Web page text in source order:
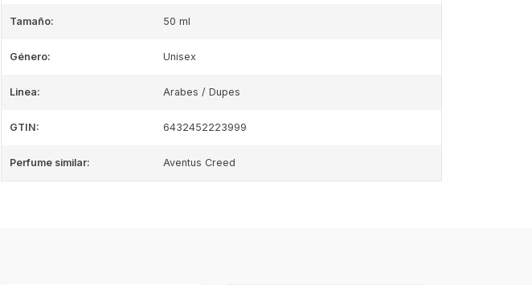
Tamaño: 50 ml
Género: Unisex
Linea: Arabes / Dupes
GTIN: 6432452223999
Perfume similar: Aventus Creed